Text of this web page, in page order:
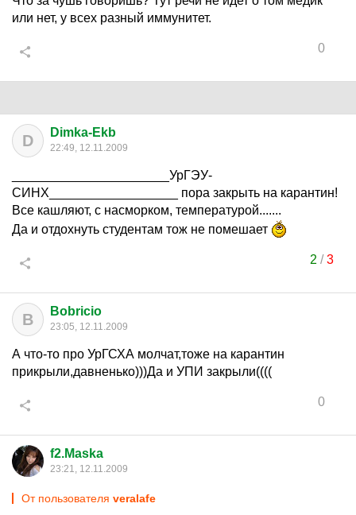
или нет, у всех разный иммунитет.
0
D Dimka-Ekb
22:49, 12.11.2009
______________________УрГЭУ-
СИНХ__________________ пора закрыть на карантин!
Все кашляют, с насморком, температурой.......
Да и отдохнуть студентам тож не помешает
2 /3
B Bobricio
23:05, 12.11.2009
А что-то про УрГСХА молчат,тоже на карантин
прикрыли,давненько)))Да и УПИ закрыли((((
0
f2.Maska
23:21, 12.11.2009
От пользователя veralafe